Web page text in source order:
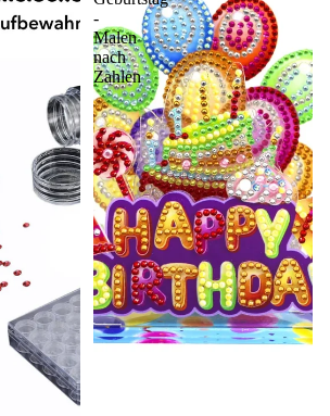
-
Malen
nach
Zahlen